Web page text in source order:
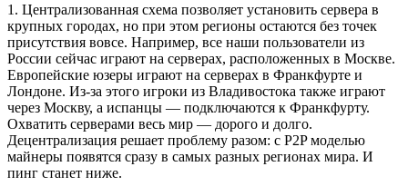
1. Централизованная схема позволяет установить сервера в
крупных городах, но при этом регионы остаются без точек
присутствия вовсе. Например, все наши пользователи из
России сейчас играют на серверах, расположенных в Москве.
Европейские юзеры играют на серверах в Франкфурте и
Лондоне. Из-за этого игроки из Владивостока также играют
через Москву, а испанцы — подключаются к Франкфурту.
Охватить серверами весь мир — дорого и долго.
Децентрализация решает проблему разом: с P2P моделью
майнеры появятся сразу в самых разных регионах мира. И
пинг станет ниже.